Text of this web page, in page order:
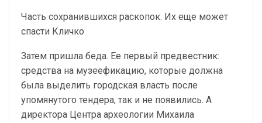
Часть сохранившихся раскопок. Их еще может
спасти Кличко
Затем пришла беда. Ее первый предвестник:
средства на музеефикацию, которые должна
была выделить городская власть после
упомянутого тендера, так и не появились. А
директора Центра археологии Михаила